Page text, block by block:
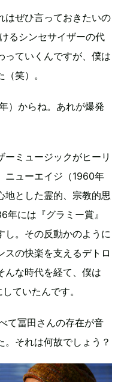
はぜひ言っておきたいの
るシンセサイザーの代
っていくんですが、僕は
笑）。
）からね。あれが爆発
ーミュージックがヒーリ
ニューエイジ（1960年
地とした霊的、宗教的思
には『グラミー賞』
し。その反動かのように
スの快楽を支えるデトロ
んな時代を経て、僕は
ていたんです。
て冨田さんの存在が音
それは何故でしょう？